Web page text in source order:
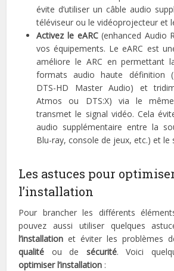
évite d’utiliser un câble audio
téléviseur ou le vidéoprojecteur et
Activez le eARC(enhanced Audio
vos équipements. Le eARC est
améliore le ARC en permettant
formats audio haute définition
DTS-HD Master Audio) et
Atmos ou DTS:X) via le
transmet le signal vidéo. Cela
audio supplémentaire entre la
Blu-ray, console de jeux, etc.) et le
Les astuces pour
l’installation
Pour brancher les différents
pouvez aussi utiliser quelques
l’installation et éviter les problèmes
qualité ou de sécurité. Voici
optimiser l’installation :